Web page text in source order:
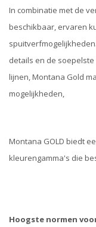
In combinatie met de
beschikbaar, ervaren
details en de
lijnen, Montana Gold
mogelijkheden,
Montana GOLD biedt
kleurengamma's die
Hoogste normen